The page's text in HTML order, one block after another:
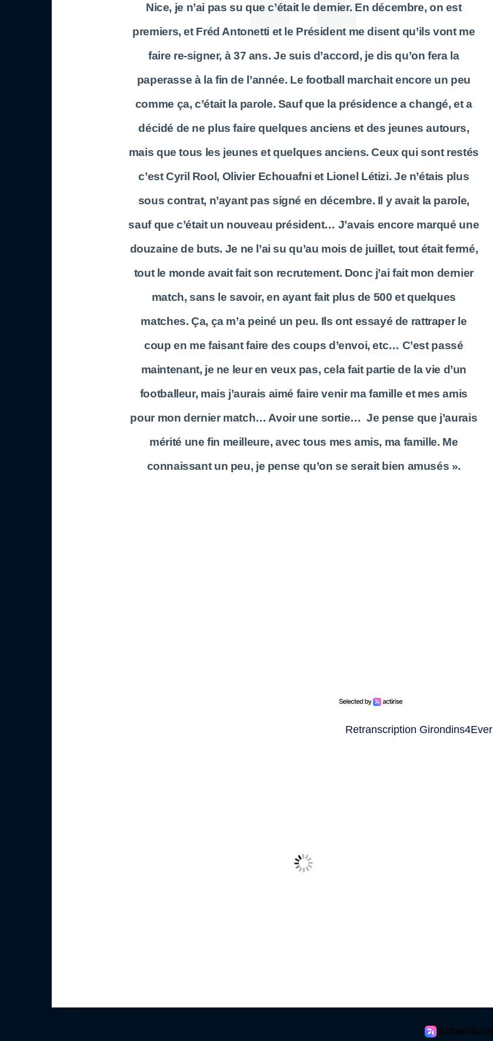
Nice, je n’ai pas su que c’était le dernier. En décembre, on est
premiers, et Fréd Antonetti et le Président me disent qu’ils vont me
faire re-signer, à 37 ans. Je suis d’accord, je dis qu’on fera la
paperasse à la fin de l’année. Le football marchait encore un peu
comme ça, c’était la parole. Sauf que la présidence a changé, et a
décidé de ne plus faire quelques anciens et des jeunes autours,
mais que tous les jeunes et quelques anciens. Ceux qui sont restés
c’est Cyril Rool, Olivier Echouafni et Lionel Létizi. Je n’étais plus
sous contrat, n’ayant pas signé en décembre. Il y avait la parole,
sauf que c’était un nouveau président… J’avais encore marqué une
douzaine de buts. Je ne l’ai su qu’au mois de juillet, tout était fermé,
tout le monde avait fait son recrutement. Donc j’ai fait mon dernier
match, sans le savoir, en ayant fait plus de 500 et quelques
matches. Ça, ça m’a peiné un peu. Ils ont essayé de rattraper le
coup en me faisant faire des coups d’envoi, etc… C’est passé
maintenant, je ne leur en veux pas, cela fait partie de la vie d’un
footballeur, mais j’aurais aimé faire venir ma famille et mes amis
pour mon dernier match… Avoir une sortie… Je pense que j’aurais
mérité une fin meilleure, avec tous mes amis, ma famille. Me
connaissant un peu, je pense qu’on se serait bien amusés ».
Retranscription Girondins4Ever